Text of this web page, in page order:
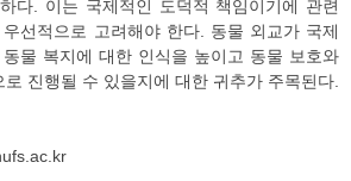
다. 이는 국제적인 도덕적 책임이기에 관련
선적으로 고려해야 한다. 동물 외교가 국제
물 복지에 대한 인식을 높이고 동물 보호와
진행될 수 있을지에 대한 귀추가 주목된다.